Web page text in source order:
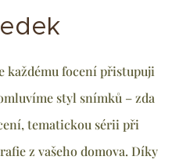
každému focení přistupuji
styl snímků – zda
tematickou sérii při
z vašeho domova. Díky